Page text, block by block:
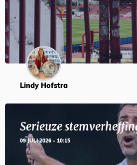
Lindy Hofstra
Serieuze
09 JULI 2026 - 10:15